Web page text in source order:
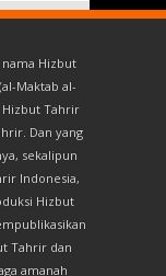
Hizbut
Maktab al-
Hizbut Tahrir
Dan yang
sekalipun
Indonesia,
Hizbut
Tahrir dan
amanah